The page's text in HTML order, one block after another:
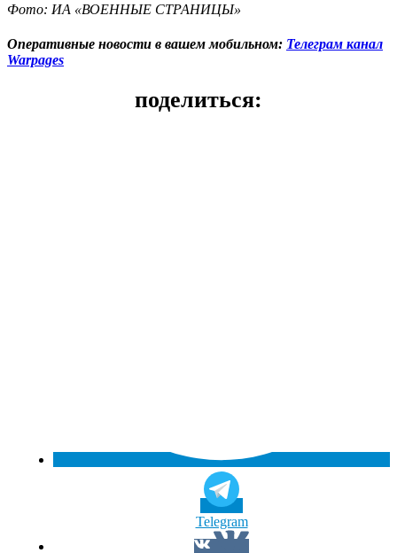
Фото: ИА «ВОЕННЫЕ СТРАНИЦЫ»
Оперативные новости в вашем мобильном: Телеграм канал
Warpages
поделиться:
Telegram